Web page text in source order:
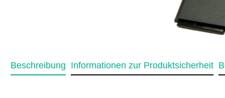
Beschreibung Informationen zur Produktsicherheit